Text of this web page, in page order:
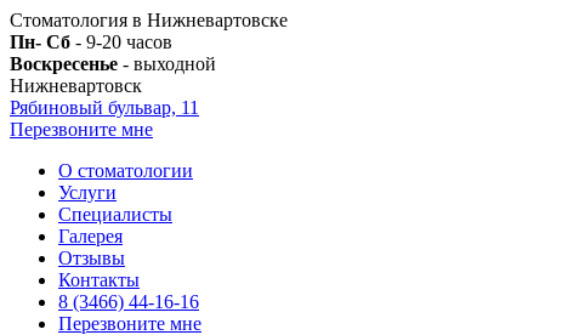
Стоматология в Нижневартовске
Пн- Сб - 9-20 часов
Воскресенье - выходной
Нижневартовск
Рябиновый бульвар, 11
Перезвоните мне
О стоматологии
Услуги
Специалисты
Галерея
Отзывы
Контакты
8 (3466) 44-16-16
Перезвоните мне